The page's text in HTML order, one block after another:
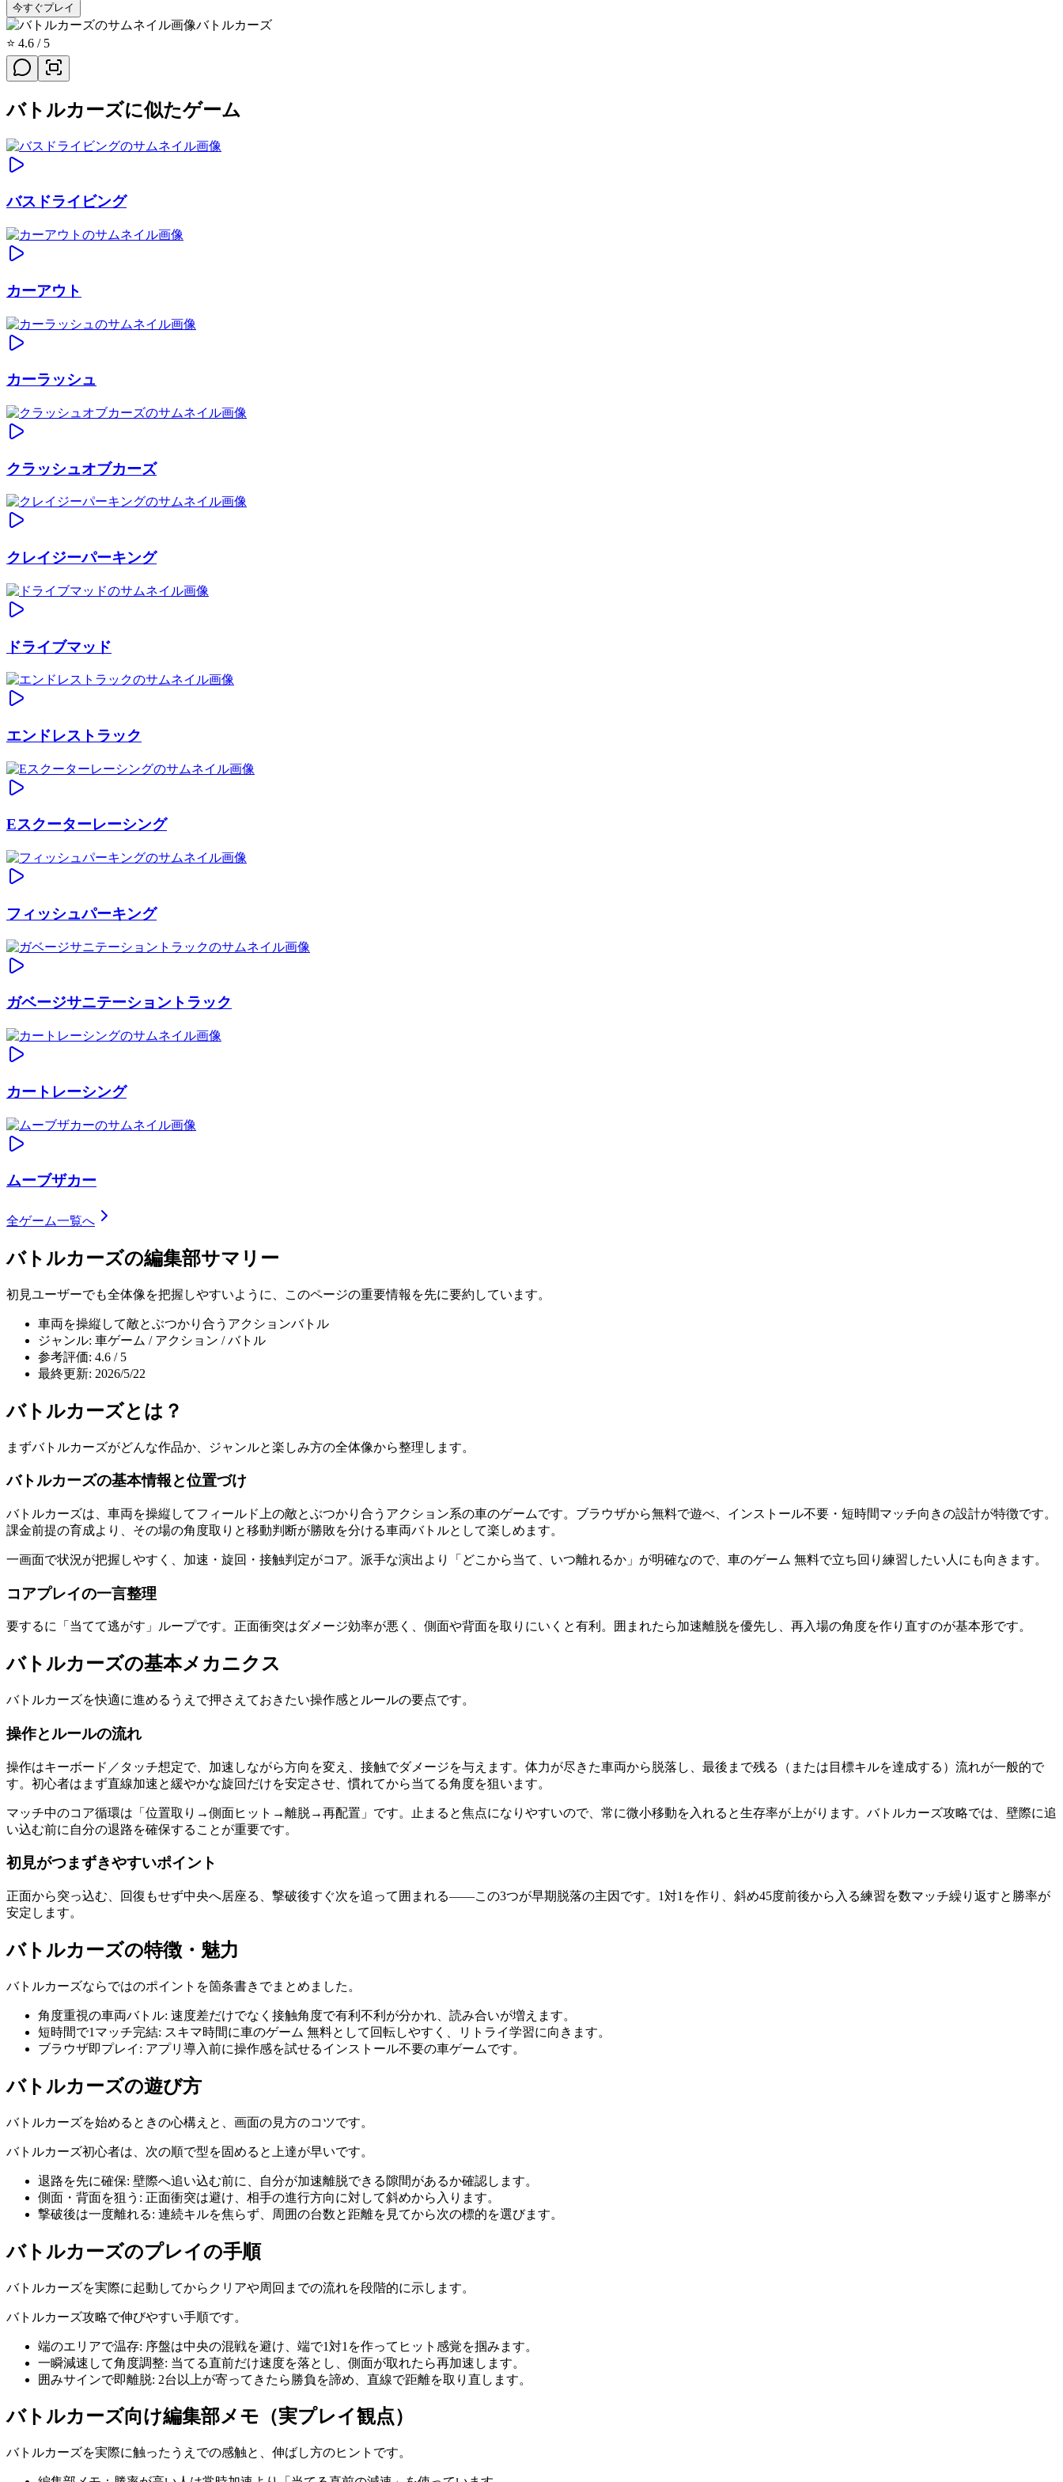
今すぐプレイ
バトルカーズ
⭐ 4.6 / 5
バトルカーズに似たゲーム
バスドライビング
カーアウト
カーラッシュ
クラッシュオブカーズ
クレイジーパーキング
ドライブマッド
エンドレストラック
Eスクーターレーシング
フィッシュパーキング
ガベージサニテーショントラック
カートレーシング
ムーブザカー
全ゲーム一覧へ
バトルカーズの編集部サマリー
初見ユーザーでも全体像を把握しやすいように、このページの重要情報を先に要約しています。
車両を操縦して敵とぶつかり合うアクションバトル
ジャンル: 車ゲーム / アクション / バトル
参考評価: 4.6 / 5
最終更新: 2026/5/22
バトルカーズとは？
まずバトルカーズがどんな作品か、ジャンルと楽しみ方の全体像から整理します。
バトルカーズの基本情報と位置づけ
バトルカーズは、車両を操縦してフィールド上の敵とぶつかり合うアクション系の車のゲームです。ブラウザから無料で遊べ、インストール不要・短時間マッチ向きの設計が特徴です。
課金前提の育成より、その場の角度取りと移動判断が勝敗を分ける車両バトルとして楽しめます。
一画面で状況が把握しやすく、加速・旋回・接触判定がコア。派手な演出より「どこから当て、いつ離れるか」が明確なので、車のゲーム 無料で立ち回り練習したい人にも向きます。
コアプレイの一言整理
要するに「当てて逃がす」ループです。正面衝突はダメージ効率が悪く、側面や背面を取りにいくと有利。囲まれたら加速離脱を優先し、再入場の角度を作り直すのが基本形です。
バトルカーズの基本メカニクス
バトルカーズを快適に進めるうえで押さえておきたい操作感とルールの要点です。
操作とルールの流れ
操作はキーボード／タッチ想定で、加速しながら方向を変え、接触でダメージを与えます。体力が尽きた車両から脱落し、最後まで残る（または目標キルを達成する）流れが一般的で
す。初心者はまず直線加速と緩やかな旋回だけを安定させ、慣れてから当てる角度を狙います。
マッチ中のコア循環は「位置取り→側面ヒット→離脱→再配置」です。止まると焦点になりやすいので、常に微小移動を入れると生存率が上がります。バトルカーズ攻略では、壁際に追
い込む前に自分の退路を確保することが重要です。
初見がつまずきやすいポイント
正面から突っ込む、回復もせず中央へ居座る、撃破後すぐ次を追って囲まれる——この3つが早期脱落の主因です。1対1を作り、斜め45度前後から入る練習を数マッチ繰り返すと勝率が
安定します。
バトルカーズの特徴・魅力
バトルカーズならではのポイントを箇条書きでまとめました。
角度重視の車両バトル: 速度差だけでなく接触角度で有利不利が分かれ、読み合いが増えます。
短時間で1マッチ完結: スキマ時間に車のゲーム 無料として回転しやすく、リトライ学習に向きます。
ブラウザ即プレイ : アプリ導入前に操作感を試せるインストール不要の車ゲームです。
バトルカーズの遊び方
バトルカーズを始めるときの心構えと、画面の見方のコツです。
バトルカーズ初心者は、次の順で型を固めると上達が早いです。
退路を先に確保: 壁際へ追い込む前に、自分が加速離脱できる隙間があるか確認します。
側面・背面を狙う : 正面衝突は避け、相手の進行方向に対して斜めから入ります。
撃破後は一度離れる: 連続キルを焦らず、周囲の台数と距離を見てから次の標的を選びます。
バトルカーズのプレイの手順
バトルカーズを実際に起動してからクリアや周回までの流れを段階的に示します。
バトルカーズ攻略で伸びやすい手順です。
端のエリアで温存: 序盤は中央の混戦を避け、端で1対1を作ってヒット感覚を掴みます。
一瞬減速して角度調整: 当てる直前だけ速度を落とし、側面が取れたら再加速します。
囲みサインで即離脱: 2台以上が寄ってきたら勝負を諦め、直線で距離を取り直します。
バトルカーズ向け編集部メモ（実プレイ観点）
バトルカーズを実際に触ったうえでの感触と、伸ばし方のヒントです。